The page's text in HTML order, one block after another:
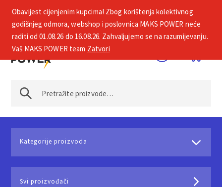
+385 1 2002 575
Kategorije proizvoda
Svi proizvođači
Obavijest cijenjenim kupcima! Zbog korištenja kolektivnog
godišnjeg odmora, webshop i poslovnica MAKS POWER neće
raditi od 01.08.26 do 16.08.26. Zahvaljujemo se na razumijevanju.
Vaš MAKS POWER team Zatvori